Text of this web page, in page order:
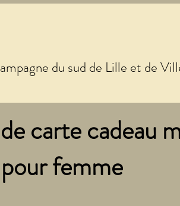
du sud de Lille et de
carte cadeau
pour femme